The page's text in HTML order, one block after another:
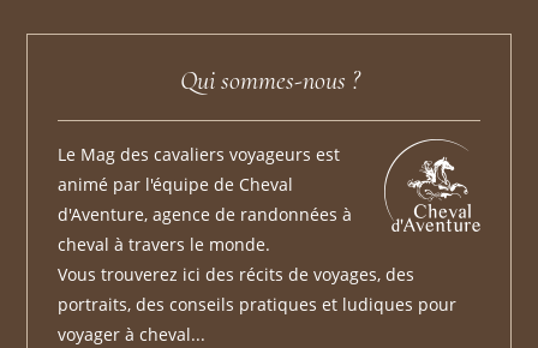
Qui sommes-nous ?
Le Mag des cavaliers voyageurs est
animé par l'équipe de Cheval
d'Aventure, agence de randonnées à
cheval à travers le monde.
Vous trouverez ici des récits de voyages, des
portraits, des conseils pratiques et ludiques pour
voyager à cheval...